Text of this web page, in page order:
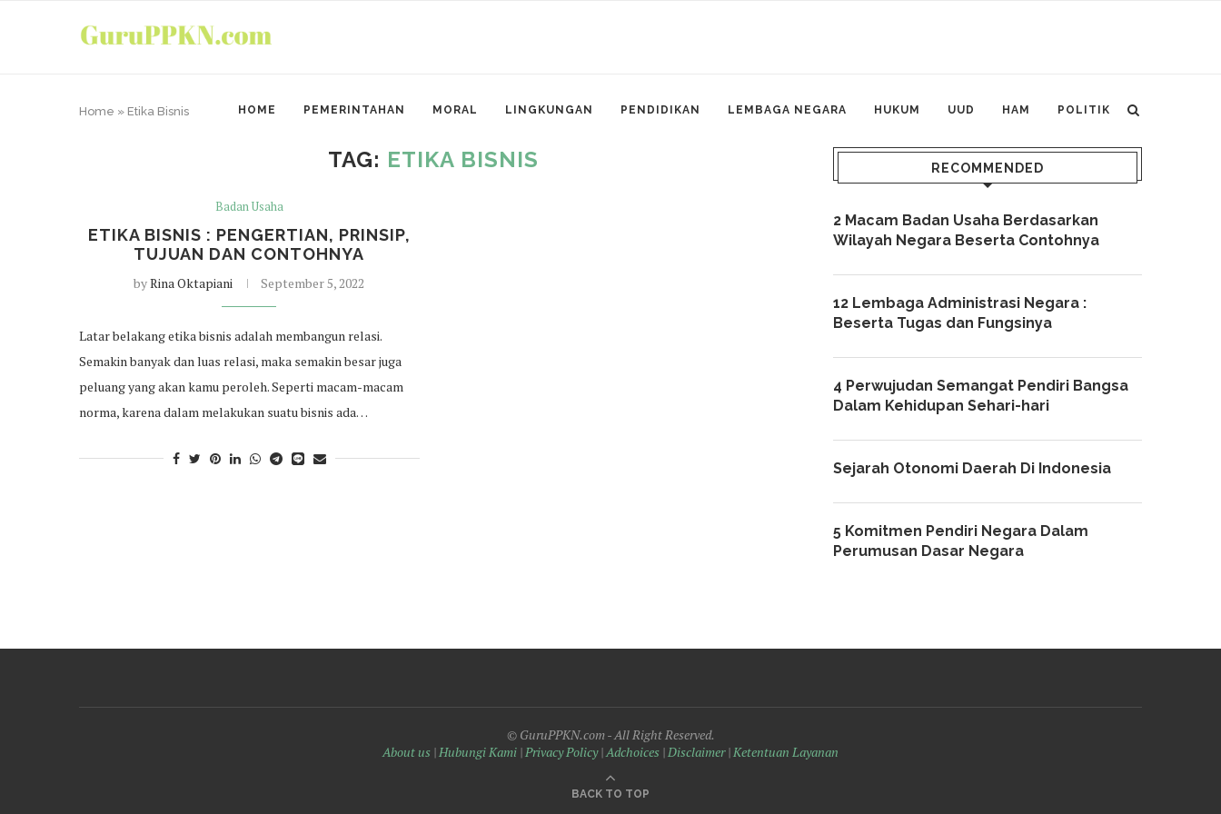
HOME PEMERINTAHAN MORAL LINGKUNGAN PENDIDIKAN LEMBAGA NEGARA HUKUM UUD HAM POLITIK
Home » Etika Bisnis
TAG: ETIKA BISNIS
Badan Usaha
ETIKA BISNIS : PENGERTIAN, PRINSIP,
TUJUAN DAN CONTOHNYA
byRina Oktapiani September 5, 2022
Latar belakang etika bisnis adalah membangun relasi.
Semakin banyak dan luas relasi, maka semakin besar juga
peluang yang akan kamu peroleh. Seperti macam-macam
norma, karena dalam melakukan suatu bisnis ada…
RECOMMENDED
2 Macam Badan Usaha Berdasarkan
Wilayah Negara Beserta Contohnya
12 Lembaga Administrasi Negara :
Beserta Tugas dan Fungsinya
4 Perwujudan Semangat Pendiri Bangsa
Dalam Kehidupan Sehari-hari
Sejarah Otonomi Daerah Di Indonesia
5 Komitmen Pendiri Negara Dalam
Perumusan Dasar Negara
© GuruPPKN.com - All Right Reserved.
About us |Hubungi Kami |Privacy Policy|Adchoices |Disclaimer|Ketentuan Layanan
BACK TO TOP